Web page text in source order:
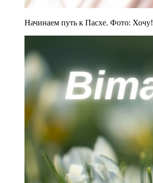
Начинаем путь к Пасхе. Фото: Хочу!